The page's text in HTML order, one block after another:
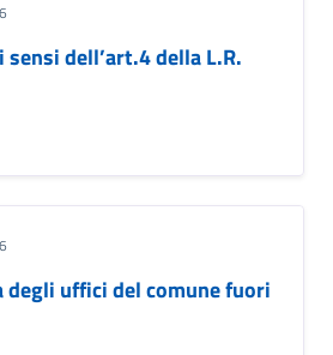
sensi dell’art.4 della L.R.
degli uffici del comune fuori